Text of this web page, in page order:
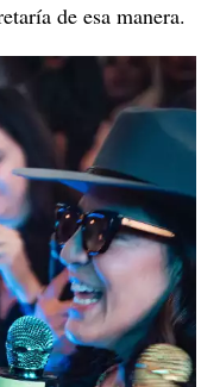
de esa manera.